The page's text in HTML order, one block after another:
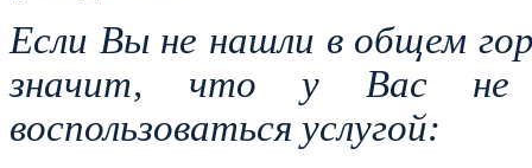
Если Вы не нашли в общем
значит, что у Вас не
воспользоваться услугой: